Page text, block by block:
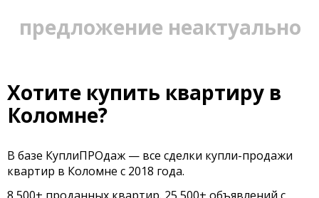
предложение неактуально
Хотите купить квартиру в
Коломне?
В базе КуплиПРОдаж — все сделки купли-продажи
квартир в Коломне с 2018 года.